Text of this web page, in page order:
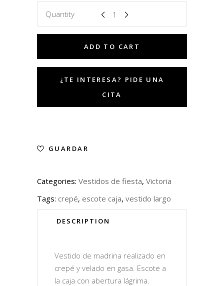
Quantity
ADD TO CART
GUARDAR
Categories: Vestidos de fiesta, Victoria
Tags: crepé, escote caja, vestido largo
DESCRIPTION
Vestido de madrina realizado en
crepé y velado en gasa. Escote a
la caja con abertura lágrima.